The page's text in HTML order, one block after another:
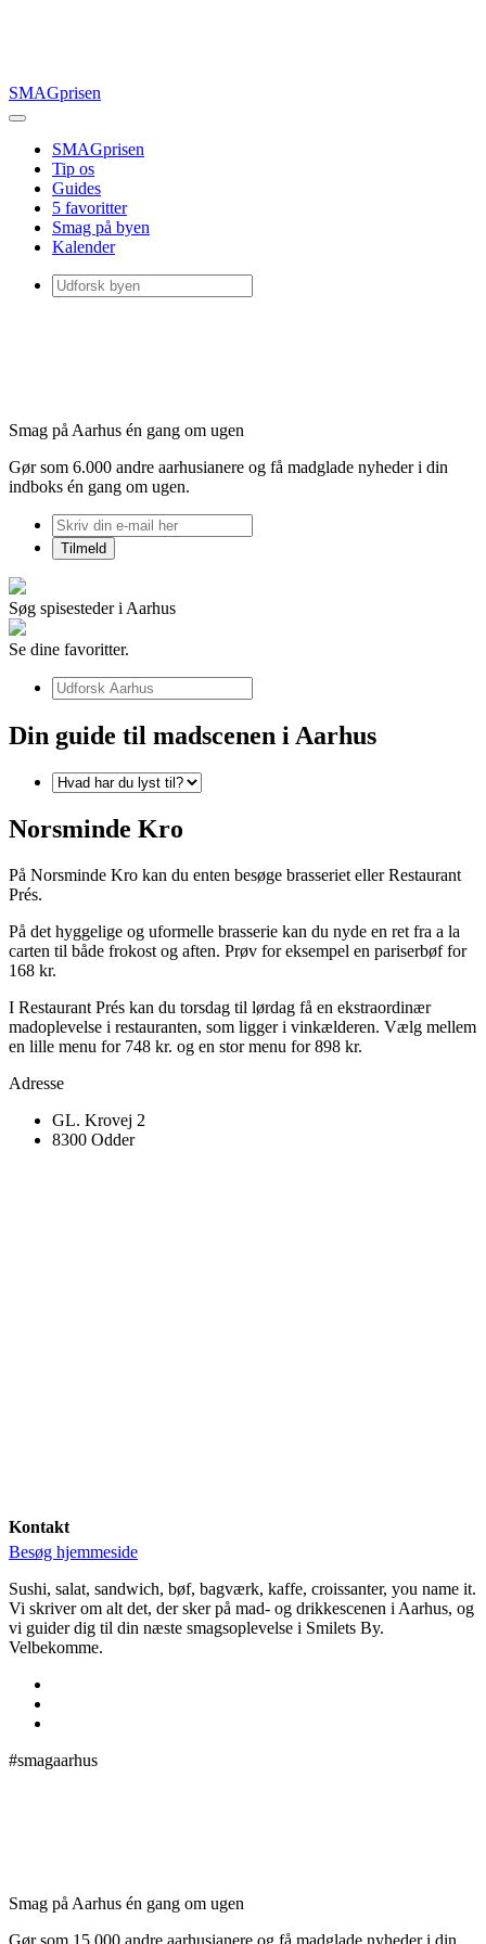
SMAGprisen
SMAGprisen
Tip os
Guides
5 favoritter
Smag på byen
Kalender
Smag på Aarhus én gang om ugen
Gør som 6.000 andre aarhusianere og få madglade nyheder i din
indboks én gang om ugen.
Søg spisesteder i Aarhus
Se dine favoritter.
Din guide til madscenen i Aarhus
Norsminde Kro
På Norsminde Kro kan du enten besøge brasseriet eller Restaurant
Prés.
På det hyggelige og uformelle brasserie kan du nyde en ret fra a la
carten til både frokost og aften. Prøv for eksempel en pariserbøf for
168 kr.
I Restaurant Prés kan du torsdag til lørdag få en ekstraordinær
madoplevelse i restauranten, som ligger i vinkælderen. Vælg mellem
en lille menu for 748 kr. og en stor menu for 898 kr.
Adresse
GL. Krovej 2
8300 Odder
Kontakt
Besøg hjemmeside
Sushi, salat, sandwich, bøf, bagværk, kaffe, croissanter, you name it.
Vi skriver om alt det, der sker på mad- og drikkescenen i Aarhus, og
vi guider dig til din næste smagsoplevelse i Smilets By.
Velbekomme.
#smagaarhus
Smag på Aarhus én gang om ugen
Gør som 15.000 andre aarhusianere og få madglade nyheder i din